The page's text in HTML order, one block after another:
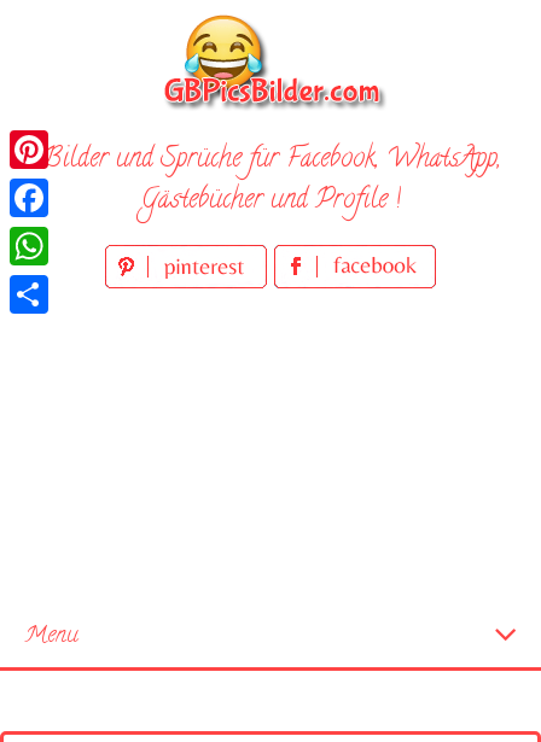
Bilder und Sprüche für Facebook, WhatsApp,
Gästebücher und Profile !
Menu
Pinterest
Facebook
WhatsApp